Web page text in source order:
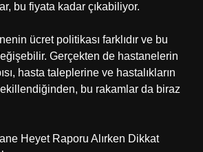
bu fiyata kadar çıkabiliyor.
ücret politikası farklıdır ve bu
Gerçekten de hastanelerin
hasta taleplerine ve hastalıkların
bu rakamlar da biraz
Heyet Raporu Alırken Dikkat